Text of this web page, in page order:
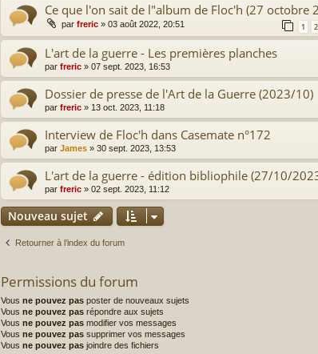
Ce que l'on sait de l"album de Floc'h (27 octobre
par freric » 03 août 2022, 20:51 1 2
L'art de la guerre - Les premières planches
par freric » 07 sept. 2023, 16:53
Dossier de presse de l'Art de la Guerre (2023/10)
par freric » 13 oct. 2023, 11:18
Interview de Floc'h dans Casemate n°172
par James » 30 sept. 2023, 13:53
L'art de la guerre - édition bibliophile (27/10/
par freric » 02 sept. 2023, 11:12
Nouveau sujet
Retourner à l’index du forum
Permissions du forum
Vous ne pouvez pas poster de nouveaux sujets
Vous ne pouvez pas répondre aux sujets
Vous ne pouvez pas modifier vos messages
Vous ne pouvez pas supprimer vos messages
Vous ne pouvez pas joindre des fichiers